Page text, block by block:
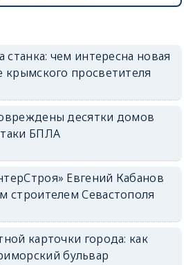
станка: чем интересна новая
крымского просветителя
десятки домов
БПЛА
Евгений Кабанов
строителем Севастополя
карточки города: как
бульвар